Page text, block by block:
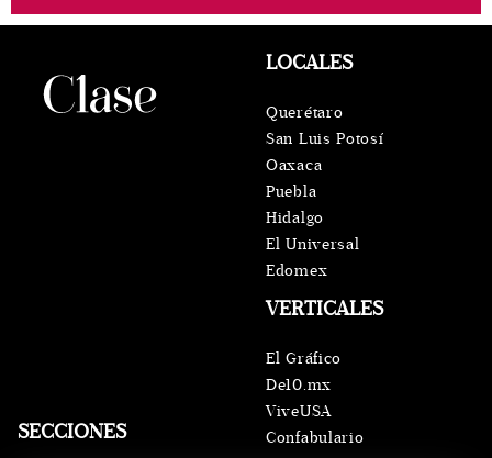
SECCIONES
VERTICALES
El Gráfico
De10.mx
ViveUSA
Confabulario
LOCALES
Querétaro
San Luis Potosí
Oaxaca
Puebla
Hidalgo
El Universal
Edomex